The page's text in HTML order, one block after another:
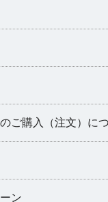
ご購入（注文）に
ン